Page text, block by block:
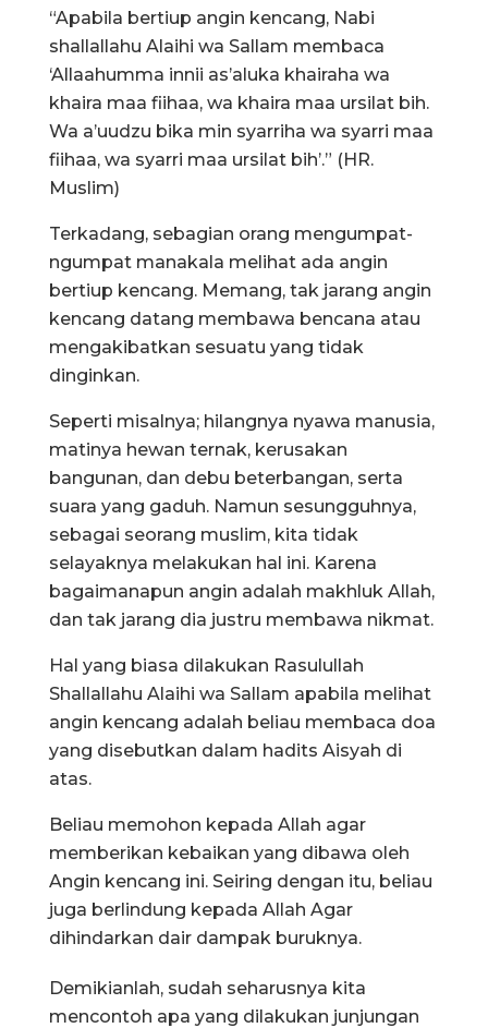
“Apabila bertiup angin kencang, Nabi
shallallahu Alaihi wa Sallam membaca
‘Allaahumma innii as’aluka khairaha wa
khaira maa fiihaa, wa khaira maa ursilat bih.
Wa a’uudzu bika min syarriha wa syarri maa
fiihaa, wa syarri maa ursilat bih’.” (HR.
Muslim)
Terkadang, sebagian orang mengumpat-
ngumpat manakala melihat ada angin
bertiup kencang. Memang, tak jarang angin
kencang datang membawa bencana atau
mengakibatkan sesuatu yang tidak
dinginkan.
Seperti misalnya; hilangnya nyawa manusia,
matinya hewan ternak, kerusakan
bangunan, dan debu beterbangan, serta
suara yang gaduh. Namun sesungguhnya,
sebagai seorang muslim, kita tidak
selayaknya melakukan hal ini. Karena
bagaimanapun angin adalah makhluk Allah,
dan tak jarang dia justru membawa nikmat.
Hal yang biasa dilakukan Rasulullah
Shallallahu Alaihi wa Sallam apabila melihat
angin kencang adalah beliau membaca doa
yang disebutkan dalam hadits Aisyah di
atas.
Beliau memohon kepada Allah agar
memberikan kebaikan yang dibawa oleh
Angin kencang ini. Seiring dengan itu, beliau
juga berlindung kepada Allah Agar
dihindarkan dair dampak buruknya.
Demikianlah, sudah seharusnya kita
mencontoh apa yang dilakukan junjungan